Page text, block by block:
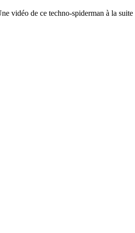
vidéo de ce techno-spiderman à la suite